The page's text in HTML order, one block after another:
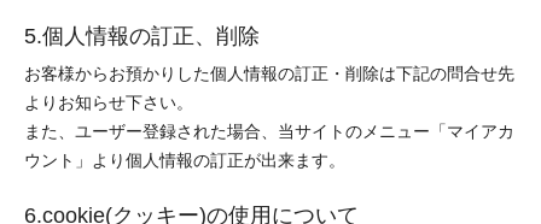
5.個人情報の訂正、削除
お客様からお預かりした個人情報の訂正・削除は下記の問合せ先
よりお知らせ下さい。
また、ユーザー登録された場合、当サイトのメニュー「マイアカ
ウント」より個人情報の訂正が出来ます。
6.cookie(クッキー)の使用について